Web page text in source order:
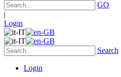
GO
|
Login
Search
Login